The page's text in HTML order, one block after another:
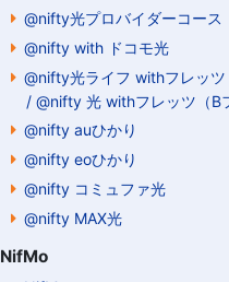
@nifty光プロバイダーコース
@nifty with ドコモ光
@nifty光ライフ withフレッツ
/ @nifty 光 withフレッツ（B
@nifty auひかり
@nifty eoひかり
@nifty コミュファ光
@nifty MAX光
NifMo